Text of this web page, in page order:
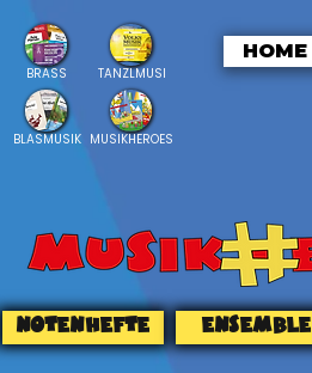
BRASS
BLASMUSIK
TANZLMUSI
MUSIKHEROES
HOME
NOTENHEFTE ENSEMBLE